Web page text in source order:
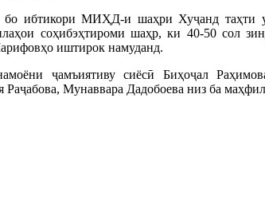
бо ибтикори МИҲД-и шаҳри Хуҷанд таҳти
соҳибэҳтироми шаҳр, ки 40-50 сол
иштирок намуданд.
ҷамъиятиву сиёсӣ Биҳоҷал
Мунаввара Дадобоева низ ба